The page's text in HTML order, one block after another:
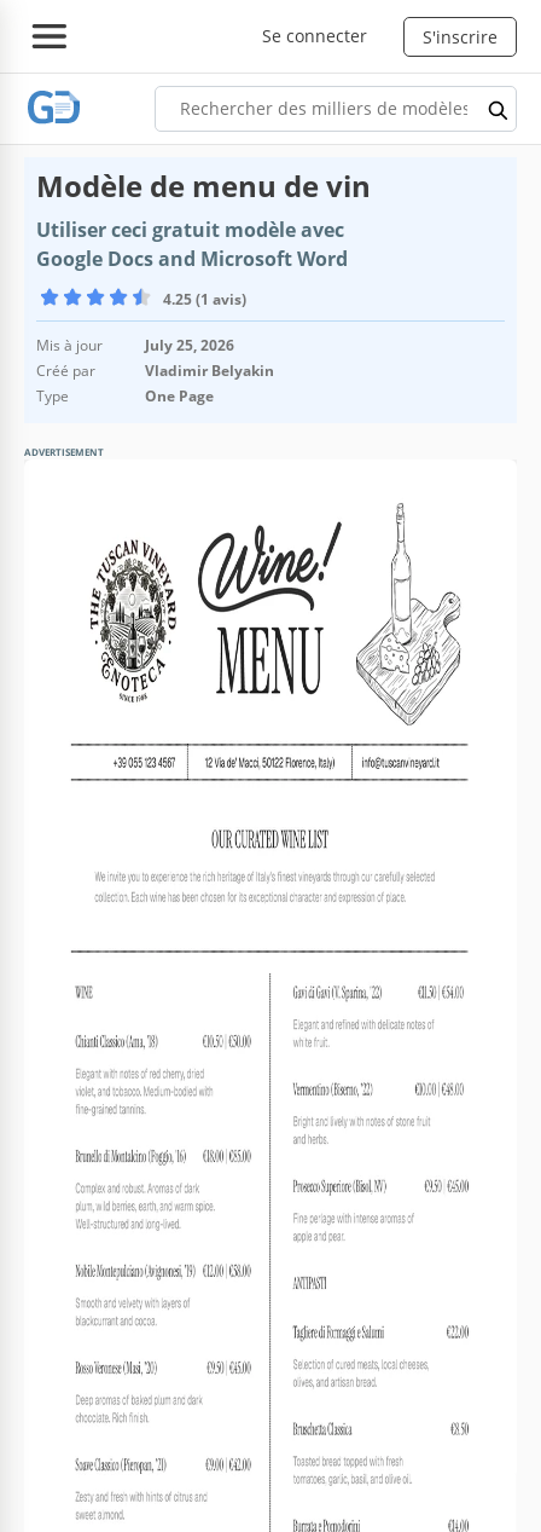
Se connecter S'inscrire
Modèle de menu de vin
Utiliser ceci gratuit modèle avec
Google Docs and Microsoft Word
4.25 (1 avis)
Mis à jour
July 25, 2026
Créé par
Vladimir Belyakin
Type
One Page
ADVERTISEMENT